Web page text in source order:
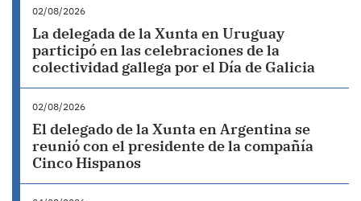
02/08/2026
La delegada de la Xunta en Uruguay
participó en las celebraciones de la
colectividad gallega por el Día de Galicia
02/08/2026
El delegado de la Xunta en Argentina se
reunió con el presidente de la compañía
Cinco Hispanos